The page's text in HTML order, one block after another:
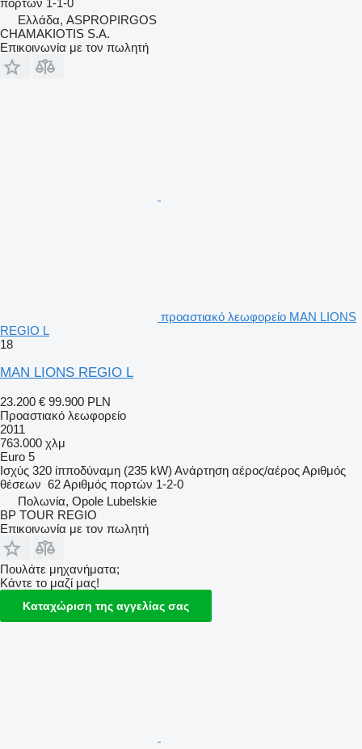
πορτών 1-1-0
Ελλάδα, ASPROPIRGOS
CHAMAKIOTIS S.A.
Επικοινωνία με τον πωλητή
προαστιακό λεωφορείο MAN LIONS
REGIO L
18
MAN LIONS REGIO L
23.200 € 99.900 PLN
Προαστιακό λεωφορείο
2011
763.000 χλμ
Euro 5
Ισχύς 320 ίπποδύναμη (235 kW) Ανάρτηση αέρος/αέροςΑριθμός
θέσεων 62Αριθμός πορτών 1-2-0
Πολωνία, Opole Lubelskie
BP TOUR REGIO
Επικοινωνία με τον πωλητή
Πουλάτε μηχανήματα;
Κάντε το μαζί μας!
Καταχώριση της αγγελίας σας